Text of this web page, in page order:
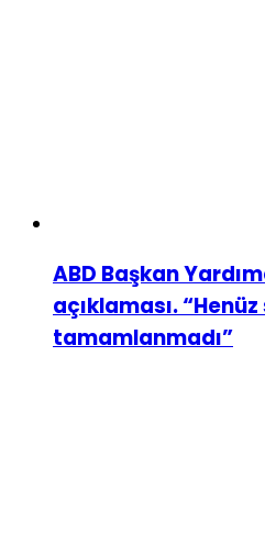
ABD Başkan
açıklaması.
tamamlanmadı”